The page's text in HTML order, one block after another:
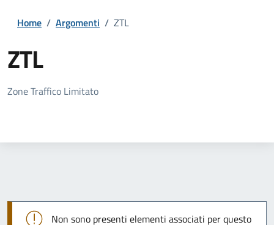
Home / Argomenti / ZTL
ZTL
Dettagli della notizia
Zone Traffico Limitato
Non sono presenti elementi associati per questo